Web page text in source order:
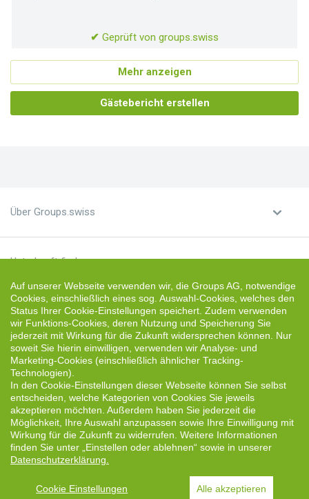
✔ Geprüft von groups.swiss
Mehr anzeigen
Gästebericht erstellen
Über Groups.swiss
Unterkunft finden
Unterkunft vermieten
Deutsch
(USD) US-Dollar
Follow us:
Auf unserer Webseite verwenden wir, die Groups AG, notwendige
Cookies, einschließlich eines sog. Auswahl-Cookies, welches den
Status Ihrer Cookie-Einstellungen speichert. Zudem verwenden
wir Funktions-Cookies, deren Nutzung und Speicherung Sie
jederzeit mit Wirkung für die Zukunft widersprechen können. Nur
soweit Sie hierin einwilligen, verwenden wir Analyse- und
Marketing-Cookies (einschließlich ähnlicher Tracking-
Technologien).
In den Cookie-Einstellungen dieser Webseite können Sie selbst
entscheiden, welche Kategorien von Cookies Sie jeweils
akzeptieren möchten. Außerdem haben Sie jederzeit die
Möglichkeit, Ihre Auswahl anzupassen sowie Ihre Einwilligung mit
Wirkung für die Zukunft zu widerrufen. Weitere Informationen
finden Sie unter „Einstellen oder ablehnen“ sowie in unserer
Datenschutzerklärung.
Cookie Einstellungen Alle akzeptieren